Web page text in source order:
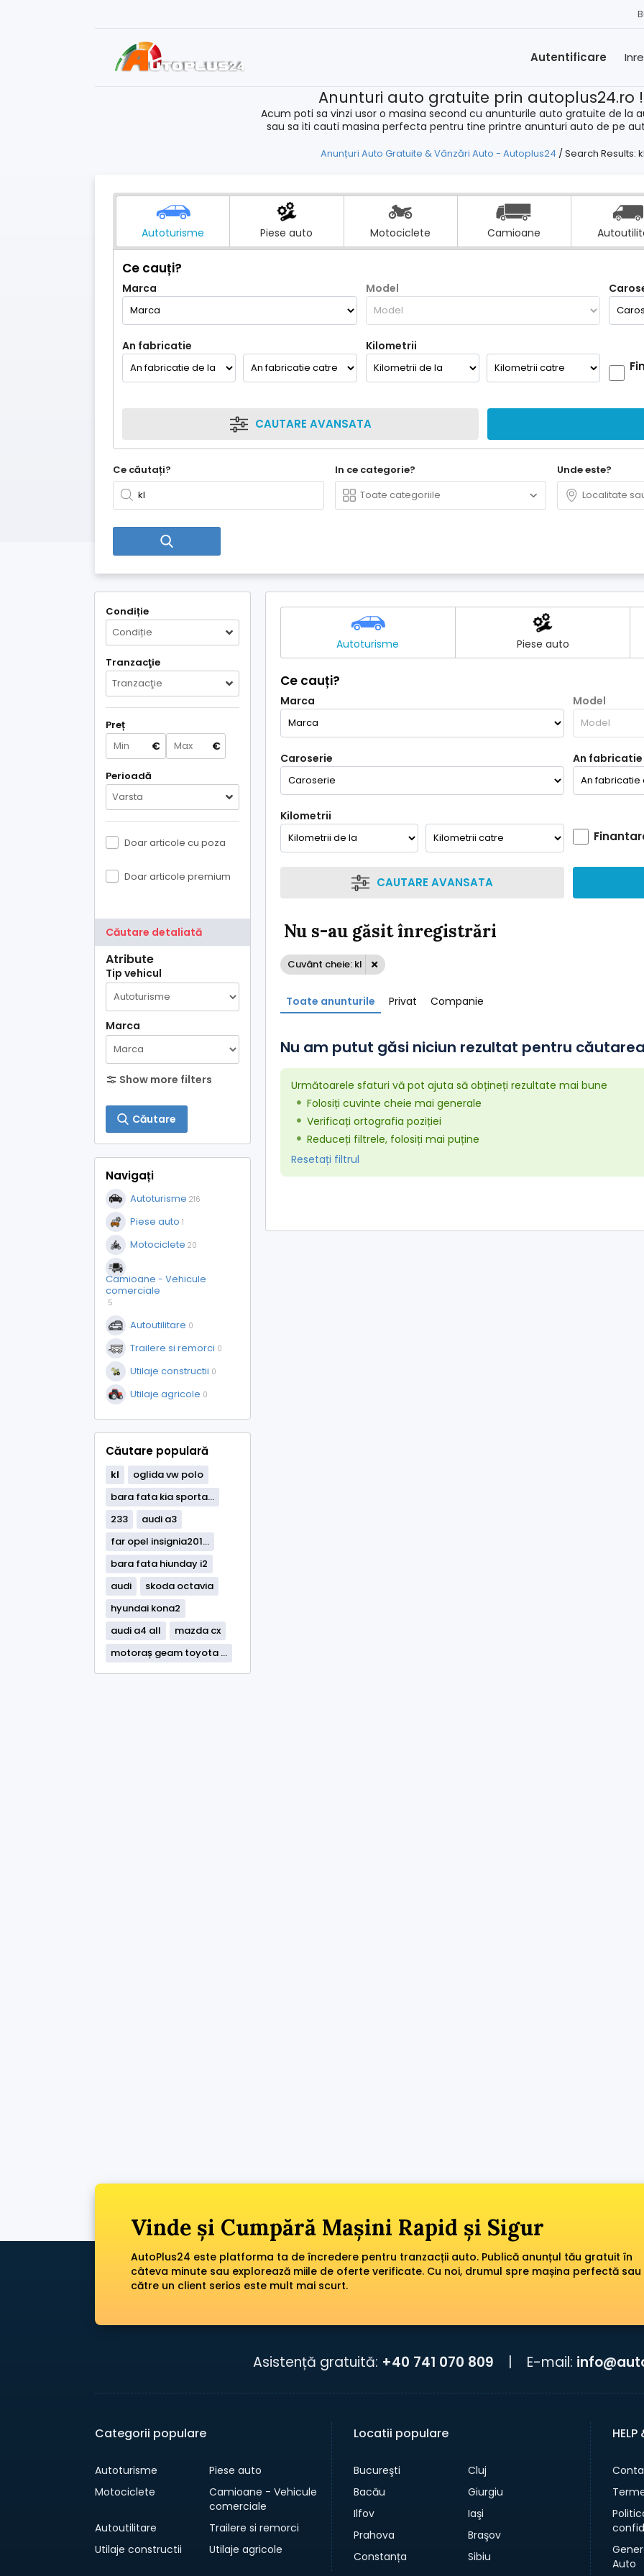
Autentificare
Anunturi auto gratuite prin autoplus24.ro !
Acum poti sa vinzi usor o masina second cu anunturile auto gratuite de la
sau sa iti cauti masina perfecta pentru tine printre anunturi auto de pe
Anunțuri Auto Gratuite & Vânzări Auto - Autoplus24 /Search Results: kl
Autoturisme Piese auto Motociclete Camioane
Ce cauți?
Marca Model
An fabricatie Kilometrii
CAUTARE AVANSATA
Ce căutați? In ce categorie? Unde este?
Condiție
Condiție
Tranzacţie
Tranzacţie
Preț
€ €
Perioadă
Varsta
Doar articole cu poza
Doar articole premium
Căutare detaliată
Atribute
Tip vehicul
Marca
Show more filters
Căutare
Navigați
Autoturisme 216
Piese auto 1
Motociclete 20
Camioane - Vehicule
comerciale
5
Autoutilitare 0
Trailere si remorci 0
Utilaje constructii 0
Utilaje agricole 0
Căutare populară
kl
oglida vw polo
bara fata kia sporta...
233
audi a3
far opel insignia201...
bara fata hiunday i2
audi
skoda octavia
hyundai kona2
audi a4 all
mazda cx
motoraș geam toyota ...
Autoturisme Piese auto
Ce cauți?
Marca Model
Caroserie An fabricatie
Kilometrii
CAUTARE AVANSATA
Nu s-au găsit înregistrări
Cuvânt cheie: kl
Toate anunturile Privat Companie
Nu am putut găsi niciun rezultat pentru
Următoarele sfaturi vă pot ajuta să obțineți rezultate mai bune
Folosiți cuvinte cheie mai generale
Verificați ortografia poziției
Reduceți filtrele, folosiți mai puține
Resetați filtrul
Vinde și Cumpără Mașini Rapid și Sigur
AutoPlus24 este platforma ta de încredere pentru tranzacții auto. Publică anunțul tău gratuit în
câteva minute sau explorează miile de oferte verificate. Cu noi, drumul spre mașina perfectă sau
către un client serios este mult mai scurt.
Asistență gratuită: +40 741 070 809 E-mail:
Categorii populare
Autoturisme
Piese auto
Motociclete
Camioane - Vehicule
comerciale
Autoutilitare
Trailere si remorci
Utilaje constructii
Utilaje agricole
Locatii populare
Bucureşti
Cluj
Bacău
Giurgiu
Ilfov
Iaşi
Prahova
Braşov
Constanța
Sibiu
HELP
Auto